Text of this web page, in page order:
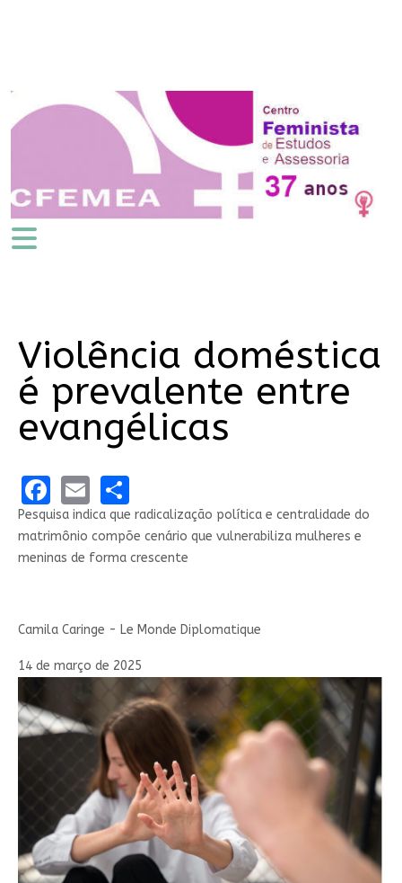
Violência doméstica
é prevalente entre
evangélicas
Facebook
EmailShare
Pesquisa indica que radicalização política e centralidade do
matrimônio compõe cenário que vulnerabiliza mulheres e
meninas de forma crescente
Camila Caringe - Le Monde Diplomatique
14 de março de 2025